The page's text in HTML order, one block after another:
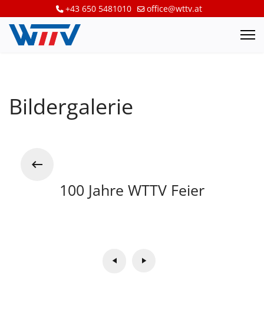
+43 650 5481010 office@wttv.at
Bildergalerie
100 Jahre WTTV Feier